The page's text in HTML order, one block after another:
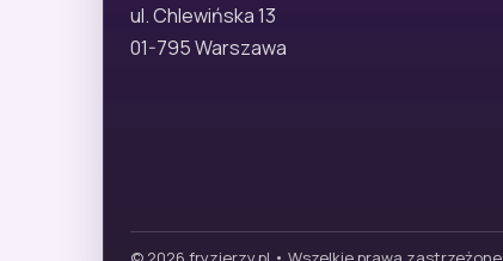
ul. Chlewińska 13
01-795 Warszawa